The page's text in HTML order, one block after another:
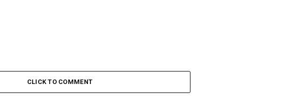
CLICK TO COMMENT